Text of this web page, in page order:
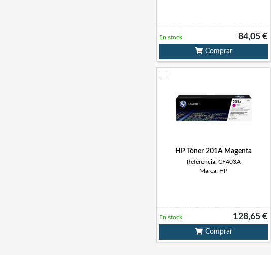
84,05 €
En stock
Comprar
HP Tóner 201A Magenta
Referencia: CF403A
Marca: HP
128,65 €
En stock
Comprar